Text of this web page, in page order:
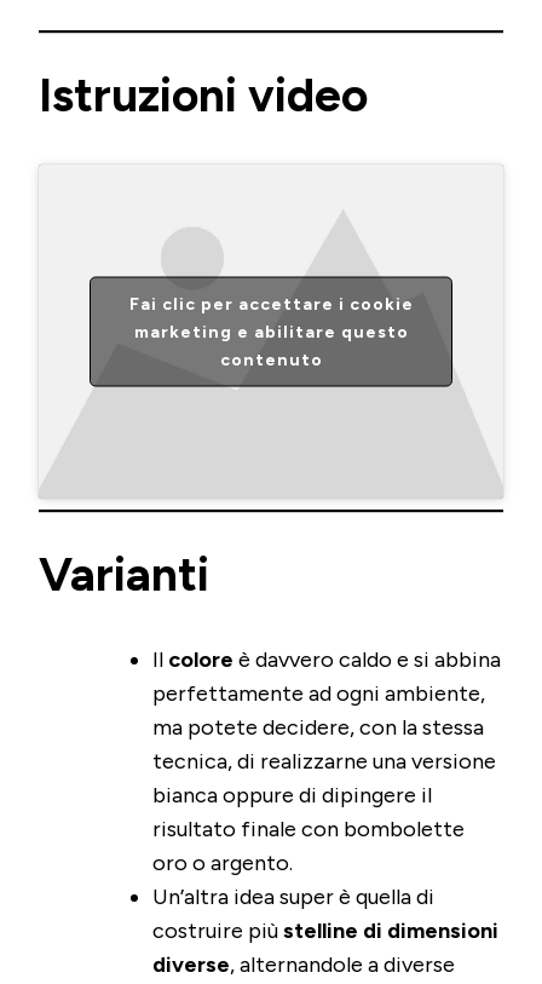
Istruzioni video
Fai clic per accettare i cookie
marketing e abilitare questo
contenuto
Varianti
Il colore è davvero caldo e si abbina
perfettamente ad ogni ambiente,
ma potete decidere, con la stessa
tecnica, di realizzarne una versione
bianca oppure di dipingere il
risultato finale con bombolette
oro o argento.
Un’altra idea super è quella di
costruire piùstelline di dimensioni
diverse, alternandole a diverse